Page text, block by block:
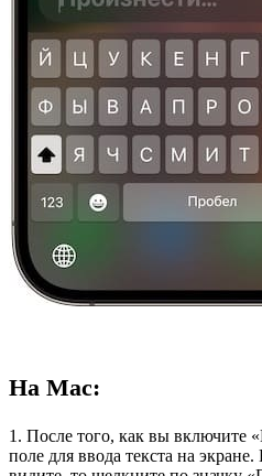
На Mac:
1. После того, как вы включите
поле для ввода текста на